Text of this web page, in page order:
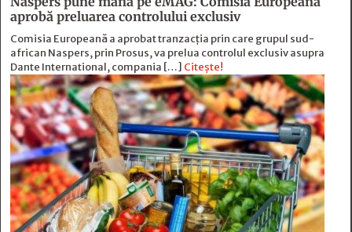
aprobă preluarea controlului exclusiv
Comisia Europeană a aprobat tranzacția prin care grupul sud-
african Naspers, prin Prosus, va prelua controlul exclusiv asupra
Dante International, compania […] Citește!